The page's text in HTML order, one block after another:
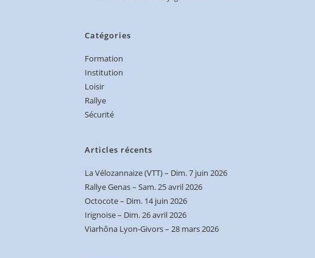
Catégories
Formation
Institution
Loisir
Rallye
Sécurité
Articles récents
La Vélozannaize (VTT) – Dim. 7 juin 2026
Rallye Genas – Sam. 25 avril 2026
Octocote – Dim. 14 juin 2026
Irignoise – Dim. 26 avril 2026
Viarhôna Lyon-Givors – 28 mars 2026